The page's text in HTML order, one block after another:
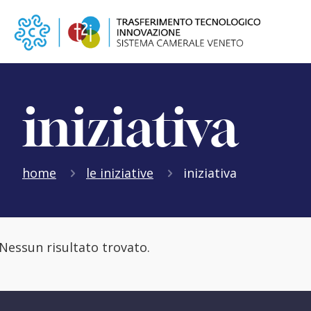
iniziativa
home le iniziative iniziativa
risultato trovato.